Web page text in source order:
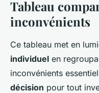
Tableau
inconvénients
Ce tableau met en
individuel en
inconvénients
décision pour tout